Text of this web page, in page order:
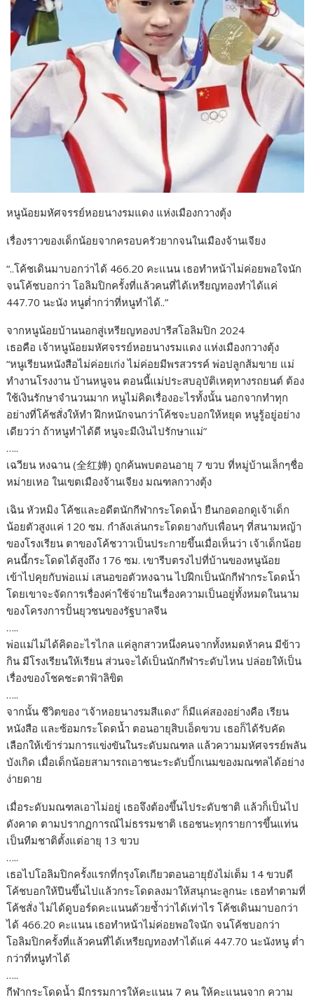
หนูน้อยมหัศจรรย์หอยนางรมแดง แห่งเมืองกวางตุ้ง
เรื่องราวของเด็กน้อยจากครอบครัวยากจนในเมืองจ้านเจียง
“..โค้ชเดินมาบอกว่าได้ 466.20 คะแนน เธอทำหน้าไม่ค่อยพอใจนัก
จนโค้ชบอกว่า โอลิมปิกครั้งที่แล้วคนที่ได้เหรียญทองทำได้แค่
447.70 นะนัง หนูต่ำกว่าที่หนูทำได้..”
จากหนูน้อยบ้านนอกสู่เหรียญทองปารีสโอลิมปิก 2024
เธอคือ เจ้าหนูน้อยมหัศจรรย์หอยนางรมแดง แห่งเมืองกวางตุ้ง
“หนูเรียนหนังสือไม่ค่อยเก่ง ไม่ค่อยมีพรสวรรค์ พ่อปลูกส้มขาย แม่
ทำงานโรงงาน บ้านหนูจน ตอนนี้แม่ประสบอุบัติเหตุทางรถยนต์ ต้อง
ใช้เงินรักษาจำนวนมาก หนูไม่คิดเรื่องอะไรทั้งนั้น นอกจากทำทุก
อย่างที่โค้ชสั่งให้ทำ ฝึกหนักจนกว่าโค้ชจะบอกให้หยุด หนูรู้อยู่อย่าง
เดียวว่า ถ้าหนูทำได้ดี หนูจะมีเงินไปรักษาแม่”
…..
เฉวียน หงฉาน (全红婵) ถูกค้นพบตอนอายุ 7 ขวบ ที่หมู่บ้านเล็กๆชื่อ
หม่ายเหอ ในเขตเมืองจ้านเจียง มณฑลกวางตุ้ง
เฉิน หัวหมิง โค้ชและอดีตนักกีฬากระโดดน้ำ ยืนกอดอกดูเจ้าเด็ก
น้อยตัวสูงแค่ 120 ซม. กำลังเล่นกระโดดยางกับเพื่อนๆ ที่สนามหญ้า
ของโรงเรียน ตาของโค้ชวาวเป็นประกายขึ้นเมื่อเห็นว่า เจ้าเด็กน้อย
คนนี้กระโดดได้สูงถึง 176 ซม. เขารีบตรงไปที่บ้านของหนูน้อย
เข้าไปคุยกับพ่อแม่ เสนอขอตัวหงฉาน ไปฝึกเป็นนักกีฬากระโดดน้ำ
โดยเขาจะจัดการเรื่องค่าใช้จ่ายในเรื่องความเป็นอยู่ทั้งหมดในนาม
ของโครงการปั้นยุวชนของรัฐบาลจีน
…..
พ่อแม่ไม่ได้คิดอะไรไกล แค่ลูกสาวหนึ่งคนจากทั้งหมดห้าคน มีข้าว
กิน มีโรงเรียนให้เรียน ส่วนจะได้เป็นนักกีฬาระดับไหน ปล่อยให้เป็น
เรื่องของโชคชะตาฟ้าลิขิต
…..
จากนั้น ชีวิตของ “เจ้าหอยนางรมสีแดง” ก็มีแค่สองอย่างคือ เรียน
หนังสือ และซ้อมกระโดดน้ำ ตอนอายุสิบเอ็ดขวบ เธอก็ได้รับคัด
เลือกให้เข้าร่วมการแข่งขันในระดับมณฑล แล้วความมหัศจรรย์พลัน
บังเกิด เมื่อเด็กน้อยสามารถเอาชนะระดับบิ้กเนมของมณฑลได้อย่าง
ง่ายดาย
เมื่อระดับมณฑลเอาไม่อยู่ เธอจึงต้องขึ้นไประดับชาติ แล้วก็เป็นไป
ดังคาด ตามปรากฏการณ์ไม่ธรรมชาติ เธอชนะทุกรายการขึ้นแท่น
เป็นทีมชาติตั้งแต่อายุ 13 ขวบ
…..
เธอไปโอลิมปิกครั้งแรกที่กรุงโตเกียวตอนอายุยังไม่เต็ม 14 ขวบดี
โค้ชบอกให้ปีนขึ้นไปแล้วกระโดดลงมาให้สนุกนะลูกนะ เธอทำตามที่
โค้ชสั่ง ไม่ได้ดูบอร์ดคะแนนด้วยซ้ำว่าได้เท่าไร โค้ชเดินมาบอกว่า
ได้ 466.20 คะแนน เธอทำหน้าไม่ค่อยพอใจนัก จนโค้ชบอกว่า
โอลิมปิกครั้งที่แล้วคนที่ได้เหรียญทองทำได้แค่ 447.70 นะนังหนู ต่ำ
กว่าที่หนูทำได้
…..
กีฬากระโดดน้ำ มีกรรมการให้คะแนน 7 คน ให้คะแนนจาก ความ